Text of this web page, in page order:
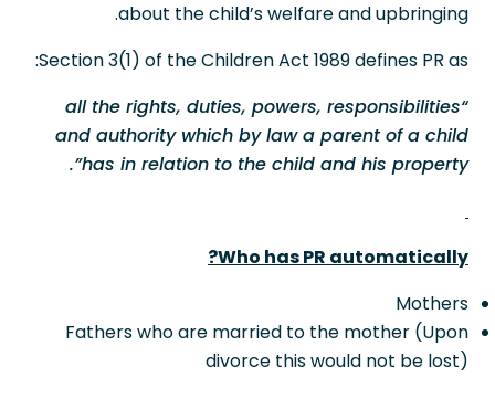
about the child’s welfare and upbringing.
Section 3(1) of the Children Act 1989 defines PR as:
“all the rights, duties, powers, responsibilities
and authority which by law a parent of a child
has in relation to the child and his property”.
Who has PR automatically?
Mothers
Fathers who are married to the mother (Upon
divorce this would not be lost)